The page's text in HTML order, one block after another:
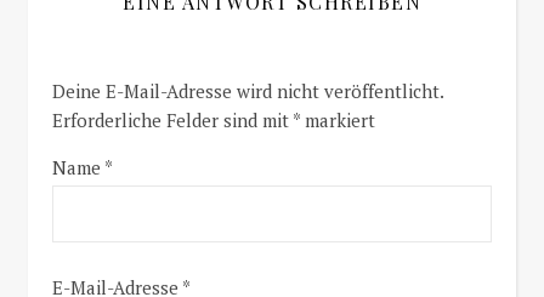
Deine E-Mail-Adresse wird nicht veröffentlicht.
Erforderliche Felder sind mit * markiert
Name *
E-Mail-Adresse *